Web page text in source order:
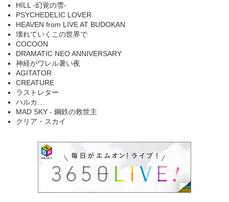
HILL -幻覚の雪-
PSYCHEDELIC LOVER
HEAVEN from LIVE AT BUDOKAN
壊れていくこの世界で
COCOON
DRAMATIC NEO ANNIVERSARY
神経がワレル暑い夜
AGITATOR
CREATURE
ラストレター
ハルカ…
MAD SKY - 鋼鉄の救世主
クリア・スカイ